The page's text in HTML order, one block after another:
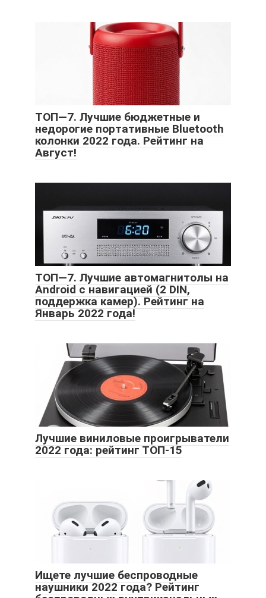
ТОП—7. Лучшие бюджетные и
недорогие портативные Bluetooth
колонки 2022 года. Рейтинг на
Август!
ТОП—7. Лучшие автомагнитолы на
Android с навигацией (2 DIN,
поддержка камер). Рейтинг на
Январь 2022 года!
Лучшие виниловые проигрыватели
2022 года: рейтинг ТОП-15
Ищете лучшие беспроводные
наушники 2022 года? Рейтинг